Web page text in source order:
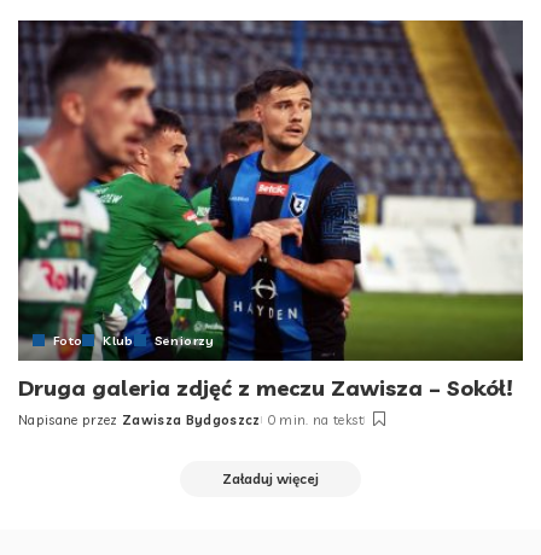
Foto Klub Seniorzy
Druga galeria zdjęć z meczu Zawisza – Sokół!
Posted
Napisane przez Zawisza Bydgoszcz 0 min. na tekst
Załaduj więcej